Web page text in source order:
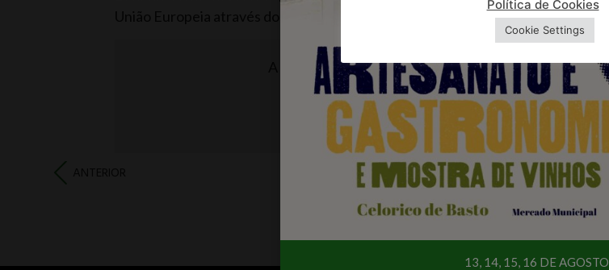
União Europeia através do NORTE2030 (Programa Regional do Norte).
A informação desta página foi útil?
Política de Cookies
Cookie Settings
13, 14, 15, 16 DE AGOSTO